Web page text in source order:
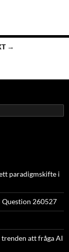
→
paradigmskifte i
Question 260527
att fråga AI